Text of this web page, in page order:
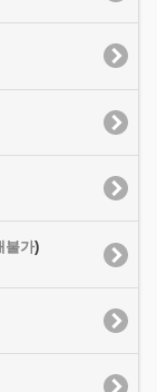
불가)